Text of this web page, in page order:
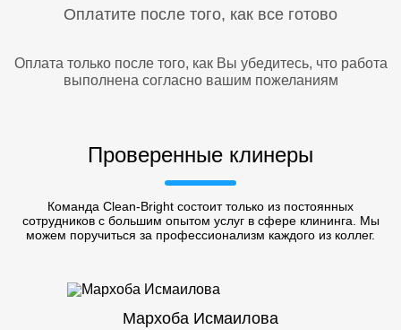
Оплатите после того, как все готово
Оплата только после того, как Вы убедитесь, что работа
выполнена согласно вашим пожеланиям
Проверенные клинеры
Команда Clean-Bright состоит только из постоянных
сотрудников с большим опытом услуг в сфере клининга. Мы
можем поручиться за профессионализм каждого из коллег.
Мархоба Исмаилова